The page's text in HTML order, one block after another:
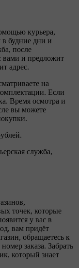
курьера,
в будние дни и
после
вами и предложит
адрес.
на
Если
Время осмотра и
вы можете
служба,
точек, которые
у вас в
вам придёт
обращаетесь к
заказа. Забрать
который знает